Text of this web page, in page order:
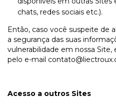
chats, redes sociais etc.).
Então, caso você suspeite de
a segurança das suas
vulnerabilidade em nossa
pelo e-mail
Acesso a outros Sites